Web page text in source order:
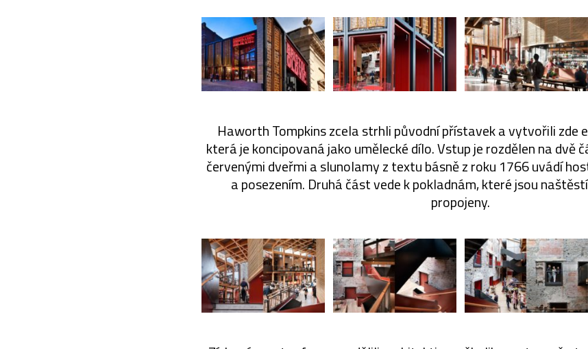
Haworth Tompkins zcela strhli původní přístavek a vytvořili zde
která je koncipovaná jako umělecké dílo. Vstup je rozdělen na dvě
červenými dveřmi a slunolamy z textu básně z roku 1766 uvádí
a posezením. Druhá část vede k pokladnám, které jsou
propojeny.